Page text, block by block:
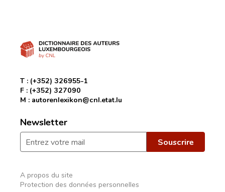
T : (+352) 326955-1
F : (+352) 327090
M : autorenlexikon@cnl.etat.lu
Newsletter
A propos du site
Protection des données personnelles